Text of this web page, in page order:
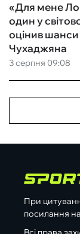
3 серпня 09:08
«Для мене
один у
оцінив
Чухаджяна
При
посилання